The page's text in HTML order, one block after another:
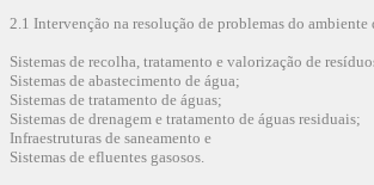
2.1 Intervenção na resolução de problemas do
Sistemas de recolha, tratamento e valorização de
Sistemas de abastecimento de água;
Sistemas de tratamento de águas;
Sistemas de drenagem e tratamento de águas residuais;
Infraestruturas de saneamento e
Sistemas de efluentes gasosos.